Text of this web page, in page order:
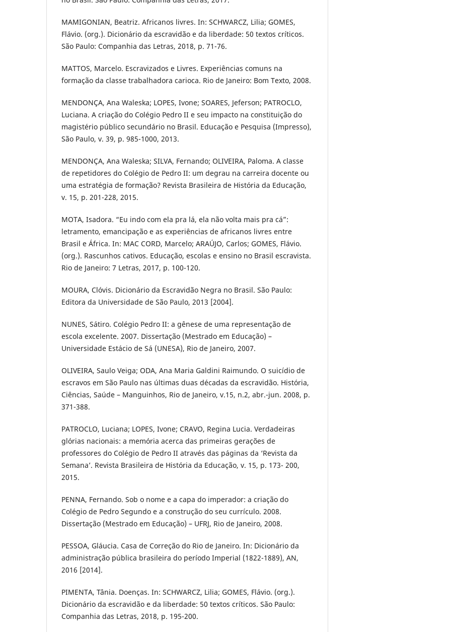
MAMIGONIAN, Beatriz. Africanos livres. In: SCHWARCZ, Lilia; GOMES,
Flávio. (org.). Dicionário da escravidão e da liberdade: 50 textos críticos.
São Paulo: Companhia das Letras, 2018, p. 71-76.
MATTOS, Marcelo. Escravizados e Livres. Experiências comuns na
formação da classe trabalhadora carioca. Rio de Janeiro: Bom Texto, 2008.
MENDONÇA, Ana Waleska; LOPES, Ivone; SOARES, Jeferson; PATROCLO,
Luciana. A criação do Colégio Pedro II e seu impacto na constituição do
magistério público secundário no Brasil. Educação e Pesquisa (Impresso),
São Paulo, v. 39, p. 985-1000, 2013.
MENDONÇA, Ana Waleska; SILVA, Fernando; OLIVEIRA, Paloma. A classe
de repetidores do Colégio de Pedro II: um degrau na carreira docente ou
uma estratégia de formação? Revista Brasileira de História da Educação,
v. 15, p. 201-228, 2015.
MOTA, Isadora. “Eu indo com ela pra lá, ela não volta mais pra cá”:
letramento, emancipação e as experiências de africanos livres entre
Brasil e África. In: MAC CORD, Marcelo; ARAÚJO, Carlos; GOMES, Flávio.
(org.). Rascunhos cativos. Educação, escolas e ensino no Brasil escravista.
Rio de Janeiro: 7 Letras, 2017, p. 100-120.
MOURA, Clóvis. Dicionário da Escravidão Negra no Brasil. São Paulo:
Editora da Universidade de São Paulo, 2013 [2004].
NUNES, Sátiro. Colégio Pedro II: a gênese de uma representação de
escola excelente. 2007. Dissertação (Mestrado em Educação) –
Universidade Estácio de Sá (UNESA), Rio de Janeiro, 2007.
OLIVEIRA, Saulo Veiga; ODA, Ana Maria Galdini Raimundo. O suicídio de
escravos em São Paulo nas últimas duas décadas da escravidão. História,
Ciências, Saúde – Manguinhos, Rio de Janeiro, v.15, n.2, abr.-jun. 2008, p.
371-388.
PATROCLO, Luciana; LOPES, Ivone; CRAVO, Regina Lucia. Verdadeiras
glórias nacionais: a memória acerca das primeiras gerações de
professores do Colégio de Pedro II através das páginas da ‘Revista da
Semana’. Revista Brasileira de História da Educação, v. 15, p. 173- 200,
2015.
PENNA, Fernando. Sob o nome e a capa do imperador: a criação do
Colégio de Pedro Segundo e a construção do seu currículo. 2008.
Dissertação (Mestrado em Educação) – UFRJ, Rio de Janeiro, 2008.
PESSOA, Gláucia. Casa de Correção do Rio de Janeiro. In: Dicionário da
administração pública brasileira do período Imperial (1822-1889), AN,
2016 [2014].
PIMENTA, Tânia. Doenças. In: SCHWARCZ, Lilia; GOMES, Flávio. (org.).
Dicionário da escravidão e da liberdade: 50 textos críticos. São Paulo:
Companhia das Letras, 2018, p. 195-200.